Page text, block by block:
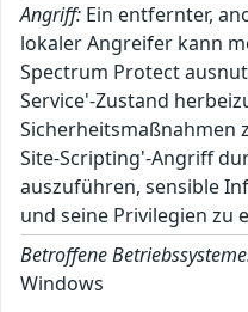
Angriff: Ein entfernter,
lokaler Angreifer kann
Spectrum Protect
Service'-Zustand
Sicherheitsmaßnahmen
Site-Scripting'-Angriff
auszuführen, sensible
und seine Privilegien zu
Betroffene
Windows